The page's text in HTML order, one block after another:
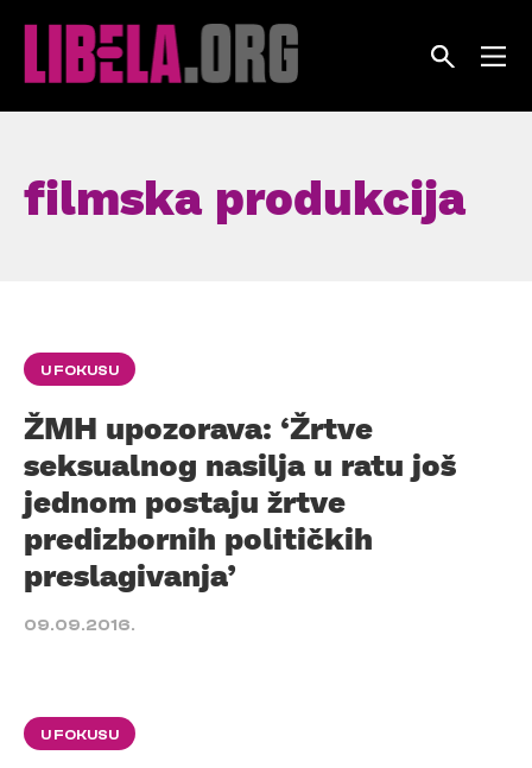
filmska produkcija
U FOKUSU
ŽMH upozorava: ‘Žrtve
seksualnog nasilja u ratu još
jednom postaju žrtve
predizbornih političkih
preslagivanja’
09.09.2016.
U FOKUSU